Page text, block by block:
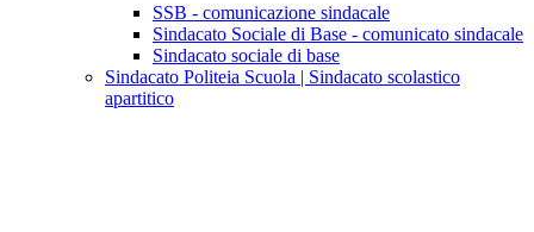
SSB - comunicazione sindacale
Sindacato Sociale di Base - comunicato sindacale
Sindacato sociale di base
Sindacato Politeia Scuola | Sindacato scolastico
apartitico